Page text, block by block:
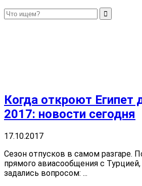
Когда откроют Египет
2017: новости сегодня
17.10.2017
Сезон отпусков в самом разгаре.
прямого авиасообщения с
задались вопросом: ...